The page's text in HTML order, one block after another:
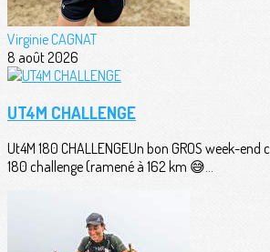
Virginie CAGNAT
8 août 2026
UT4M CHALLENGE
Ut4M 180 CHALLENGEUn bon GROS week-
180 challenge (ramené à 162 km 😅...